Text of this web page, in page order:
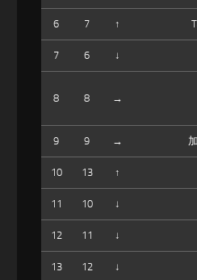
6 7 ↑
7 6 ↓
8 8 →
9 9 →
10 13 ↑
11 10 ↓
12 11 ↓
13 12 ↓